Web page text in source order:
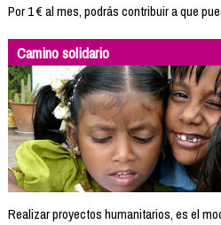
Por 1 € al mes, podrás contribuir a que
Camino solidario
Realizar proyectos humanitarios, es el